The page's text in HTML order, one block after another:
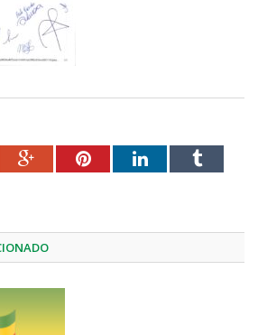
Google+PinterestLinkedInTumblr